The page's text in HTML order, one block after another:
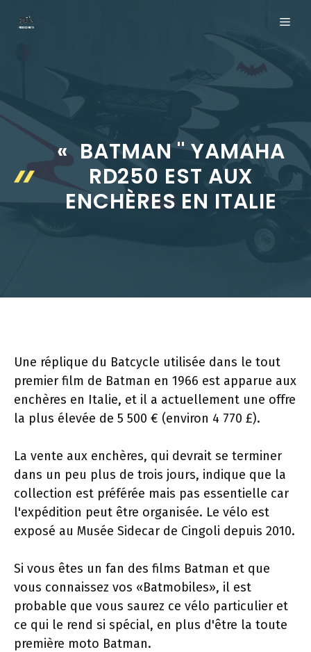
« BATMAN '' YAMAHA
RD250 EST AUX
ENCHÈRES EN ITALIE
Une réplique du Batcycle utilisée dans le tout
premier film de Batman en 1966 est apparue aux
enchères en Italie, et il a actuellement une offre
la plus élevée de 5 500 € (environ 4 770 £).
La vente aux enchères, qui devrait se terminer
dans un peu plus de trois jours, indique que la
collection est préférée mais pas essentielle car
l'expédition peut être organisée. Le vélo est
exposé au Musée Sidecar de Cingoli depuis 2010.
Si vous êtes un fan des films Batman et que
vous connaissez vos «Batmobiles», il est
probable que vous saurez ce vélo particulier et
ce qui le rend si spécial, en plus d'être la toute
première moto Batman.